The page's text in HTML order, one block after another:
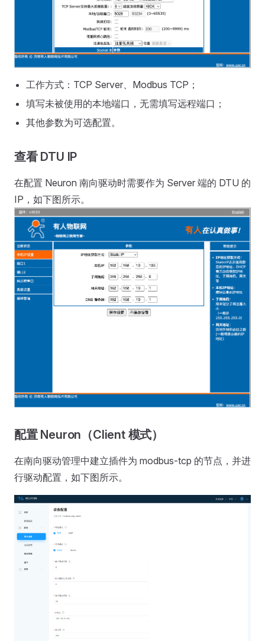
工作方式：TCP Server、Modbus TCP；
填写未被使用的本地端口，无需填写远程端口；
其他参数为可选配置。
查看 DTU IP
在配置 Neuron 南向驱动时需要作为 Server 端的 DTU 的
IP，如下图所示。
配置 Neuron（Client 模式）
在南向驱动管理中建立插件为 modbus-tcp 的节点，并进
行驱动配置，如下图所示。